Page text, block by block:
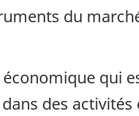
du
qui
des